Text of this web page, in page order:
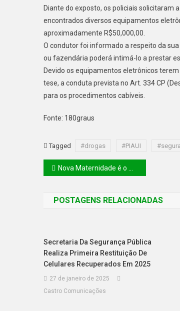
Diante do exposto, os policiais
encontrados diversos equipamentos
aproximadamente R$50,000,00.
O condutor foi informado a respeito da
ou fazendária poderá intimá-lo a prestar
Devido os equipamentos eletrônicos
tese, a conduta prevista no Art. 334 CP
para os procedimentos cabíveis.
Fonte: 180graus
Tagged #drogas #PIAUI
Nova Maternidade é o maior investimento em saúde do Piauí dos últimos 50 anos
POSTAGENS RELACIONADAS
Secretaria Da Segurança Pública
Realiza Primeira Restituição De
Celulares Recuperados Em 2025
27 de janeiro de 2025
Castro Comunicações